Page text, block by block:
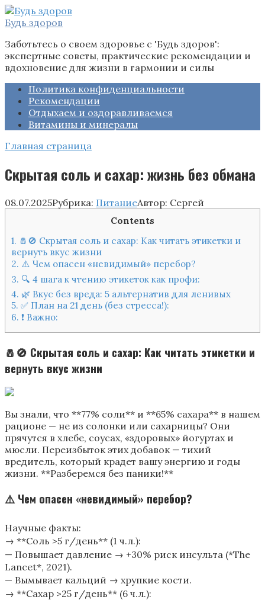
Перейти
к
Будь здоров
Заботьтесь о своем здоровье с 'Будь здоров':
экспертные советы, практические рекомендации и
вдохновение для жизни в гармонии и силы
Политика конфиденциальности
Рекомендации
Отдыхаем и оздоравливаемся
Витамины и минералы
Главная страница
Скрытая соль и сахар: жизнь без обмана
08.07.2025Рубрика: ПитаниеАвтор: Сергей
Contents
1. 🧂🚫 Скрытая соль и сахар: Как читать этикетки и
вернуть вкус жизни
2. ⚠️ Чем опасен «невидимый» перебор?
3. 🔍 4 шага к чтению этикеток как профи:
4. 🌿 Вкус без вреда: 5 альтернатив для ленивых
5. ✅ План на 21 день (без стресса!):
6. ❗ Важно:
🧂🚫 Скрытая соль и сахар: Как читать этикетки и
вернуть вкус жизни
Вы знали, что **77% соли** и **65% сахара** в нашем
рационе — не из солонки или сахарницы? Они
прячутся в хлебе, соусах, «здоровых» йогуртах и
мюсли. Переизбыток этих добавок — тихий
вредитель, который крадет вашу энергию и годы
жизни. **Разберемся без паники!**
⚠️ Чем опасен «невидимый» перебор?
Научные факты:
→ **Соль >5 г/день** (1 ч.л.):
— Повышает давление → +30% риск инсульта (*The
Lancet*, 2021).
— Вымывает кальций → хрупкие кости.
→ **Сахар >25 г/день** (6 ч.л.):